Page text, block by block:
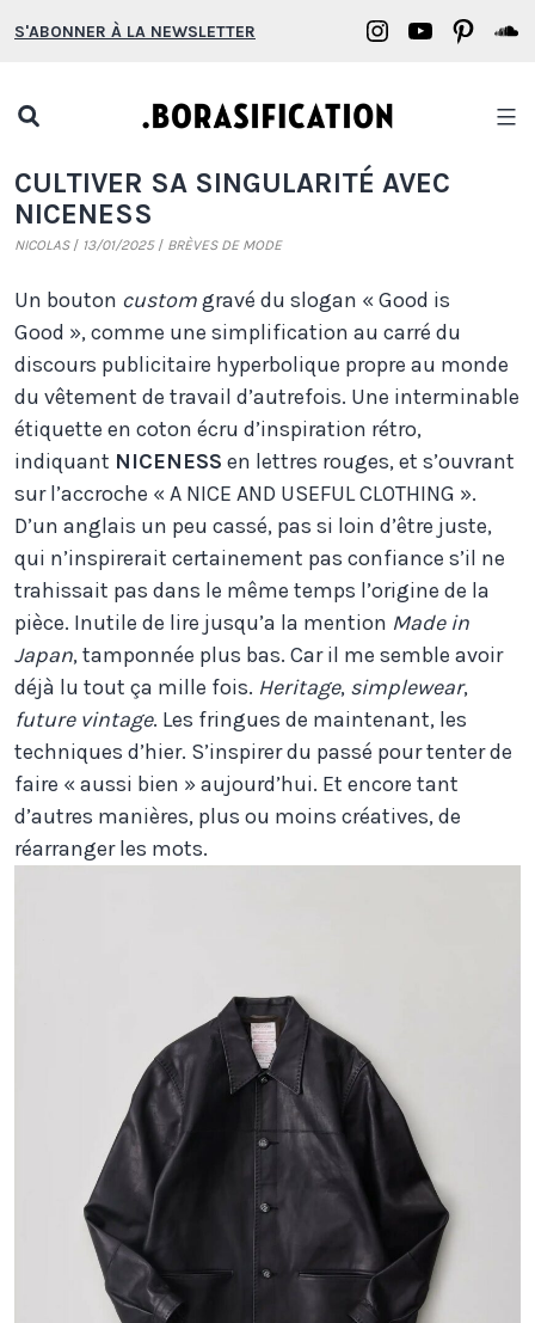
au
S'ABONNER À LA NEWSLETTER
Borasification
popup
CULTIVER SA SINGULARITÉ AVEC
NICENESS
NICOLAS 13/01/2025 BRÈVES DE MODE
Un bouton customgravé du slogan « Good is
Good », comme une simplification au carré du
discours publicitaire hyperbolique propre au monde
du vêtement de travail d’autrefois. Une interminable
étiquette en coton écru d’inspiration rétro,
indiquant NICENESS en lettres rouges, et s’ouvrant
sur l’accroche « A NICE AND USEFUL CLOTHING ».
D’un anglais un peu cassé, pas si loin d’être juste,
qui n’inspirerait certainement pas confiance s’il ne
trahissait pas dans le même temps l’origine de la
pièce. Inutile de lire jusqu’a la mention Made in
Japan, tamponnée plus bas. Car il me semble avoir
déjà lu tout ça mille fois. Heritage, simplewear,
future vintage. Les fringues de maintenant, les
techniques d’hier. S’inspirer du passé pour tenter de
faire « aussi bien » aujourd’hui. Et encore tant
d’autres manières, plus ou moins créatives, de
réarranger les mots.